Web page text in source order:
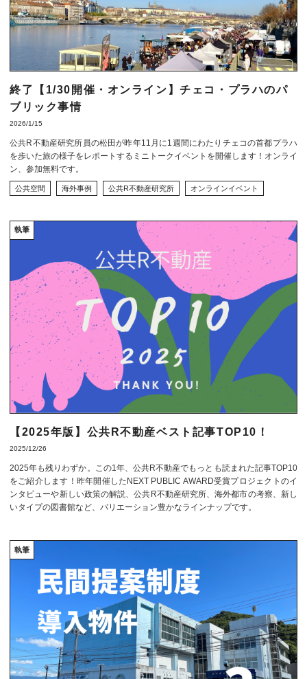
終了【1/30開催・オンライン】チェコ・プラハのパ
ブリック事情
2026/1/15
公共R不動産研究所員の松田が昨年11月に1週間にわたりチェコの首都プラハ
を歩いた旅の様子をレポートするミニトークイベントを開催します！オンライ
ン、参加無料です。
公共空間 海外事例 公共R不動産研究所 オンラインイベント
執筆
【2025年版】公共R不動産ベスト記事TOP10！
2025/12/26
2025年も残りわずか。この1年、公共R不動産でもっとも読まれた記事TOP10
をご紹介します！昨年開催したNEXT PUBLIC AWARD受賞プロジェクトのイ
ンタビューや新しい政策の解説、公共R不動産研究所、海外都市の考察、新し
いタイプの図書館など、バリエーション豊かなラインナップです。
執筆